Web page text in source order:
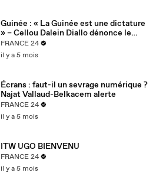
Guinée : « La Guinée est une dictature
» – Cellou Dalein Diallo dénonce le
régime Doumbouya
FRANCE 24
il y a 5 mois
Écrans : faut-il un sevrage numérique ?
Najat Vallaud-Belkacem alerte
FRANCE 24
il y a 5 mois
ITW UGO BIENVENU
FRANCE 24
il y a 5 mois